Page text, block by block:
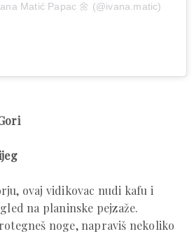
Matić Papac 🌼 (@ivana.matic)
ovaj vidikovac nudi kafu i
na planinske pejzaže.
noge, napraviš nekoliko